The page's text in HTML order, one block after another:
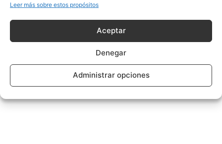
Leer más sobre estos propósitos
Aceptar
Denegar
Administrar opciones